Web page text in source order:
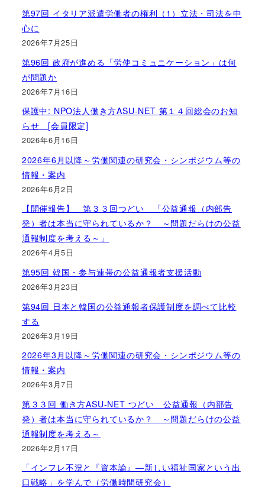
第97回 イタリア派遣労働者の権利（1）立法・司法を中
心に
2026年7月25日
第96回 政府が進める「労使コミュニケーション」は何
が問題か
2026年7月16日
保護中: NPO法人働き方ASU-NET 第１４回総会のお知
らせ [会員限定]
2026年6月16日
2026年6月以降～労働関連の研究会・シンポジウム等の
情報・案内
2026年6月2日
【開催報告】 第３３回つどい 「公益通報（内部告
発）者は本当に守られているか？ ～問題だらけの公益
通報制度を考える～」
2026年4月5日
第95回 韓国・参与連帯の公益通報者支援活動
2026年3月23日
第94回 日本と韓国の公益通報者保護制度を調べて比較
する
2026年3月19日
2026年3月以降～労働関連の研究会・シンポジウム等の
情報・案内
2026年3月7日
第３３回 働き方ASU-NET つどい 公益通報（内部告
発）者は本当に守られているか？ ～問題だらけの公益
通報制度を考える～
2026年2月17日
「インフレ不況と『資本論』―新しい福祉国家という出
口戦略」を学んで（労働時間研究会）